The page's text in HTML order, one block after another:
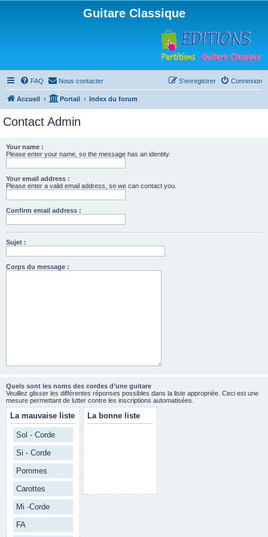
Guitare Classique
FAQ Nous contacter Connexion
S’enregistrer
Accueil Portail Index du forum
Contact Admin
Your name :
Please enter your name, so the message has an identity.
Your email address :
Please enter a valid email address, so we can contact you.
Confirm email address :
Sujet :
Corps du message :
Quels sont les noms des cordes d’une guitare
Veuillez glisser les différentes réponses possibles dans la liste appropriée. Ceci est une
mesure permettant de lutter contre les inscriptions automatisées.
La mauvaise liste
Sol - Corde
Si - Corde
Pommes
Carottes
Mi -Corde
FA
La bonne liste